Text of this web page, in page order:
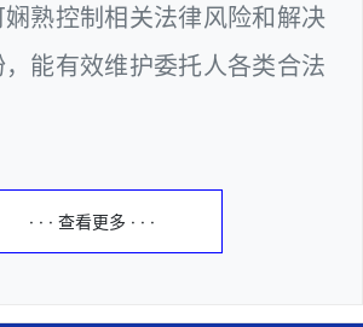
熟控制相关法律风险和解决
能有效维护委托人各类合法
· · · 查看更多 · · ·